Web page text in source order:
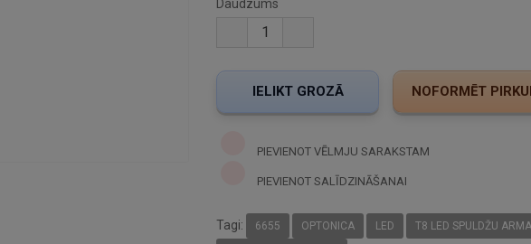
Daudzums
PIEVIENOT VĒLMJU SARAKSTAM
PIEVIENOT SALĪDZINĀŠANAI
Tagi: 6655 OPTONICA LED
T8 LED SPULDŽU